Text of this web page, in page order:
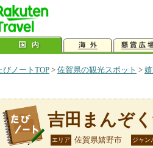
びノートTOP > 佐賀県の観光スポット >
吉田まんぞ
エリア 佐賀県嬉野市 ジャン